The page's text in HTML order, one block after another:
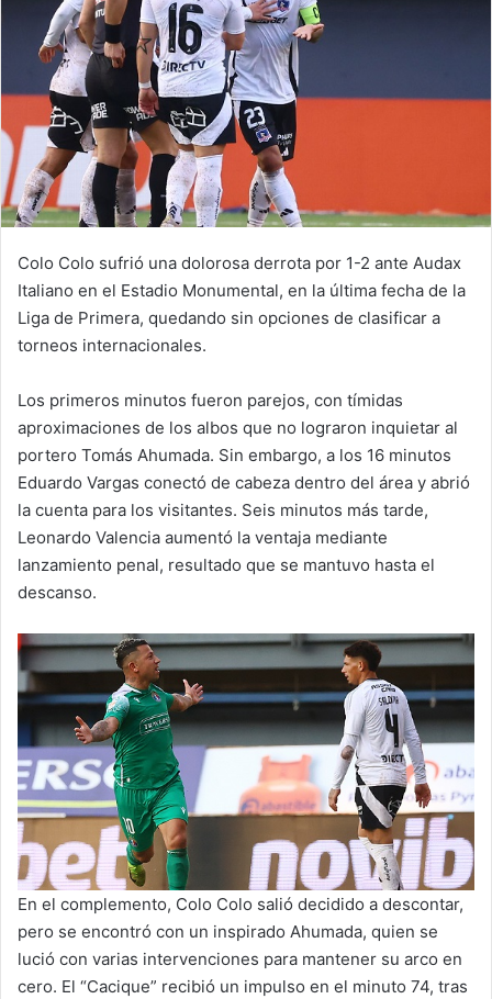
Colo Colo sufrió una dolorosa derrota por 1-2 ante Audax
Italiano en el Estadio Monumental, en la última fecha de la
Liga de Primera, quedando sin opciones de clasificar a
torneos internacionales.
Los primeros minutos fueron parejos, con tímidas
aproximaciones de los albos que no lograron inquietar al
portero Tomás Ahumada. Sin embargo, a los 16 minutos
Eduardo Vargas conectó de cabeza dentro del área y abrió
la cuenta para los visitantes. Seis minutos más tarde,
Leonardo Valencia aumentó la ventaja mediante
lanzamiento penal, resultado que se mantuvo hasta el
descanso.
En el complemento, Colo Colo salió decidido a descontar,
pero se encontró con un inspirado Ahumada, quien se
lució con varias intervenciones para mantener su arco en
cero. El “Cacique” recibió un impulso en el minuto 74, tras